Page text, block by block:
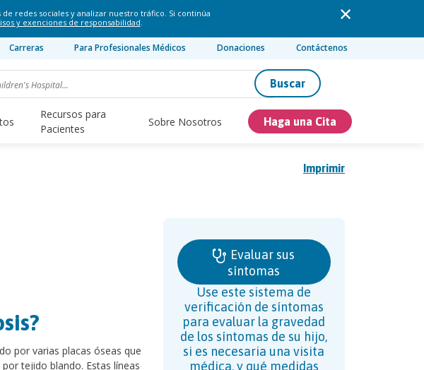
redes sociales y analizar nuestro tráfico. Si continúa
y exenciones de responsabilidad.
Carreras Para Profesionales Médicos Donaciones Contáctenos
Buscar
Recursos para
Pacientes
Sobre Nosotros Haga una Cita
Imprimir
por varias placas óseas que
tejido blando. Estas líneas
Evaluar sus
síntomas
Use este sistema de
verificación de síntomas
para evaluar la gravedad
de los síntomas de su hijo,
si es necesaria una visita
médica, y qué medidas